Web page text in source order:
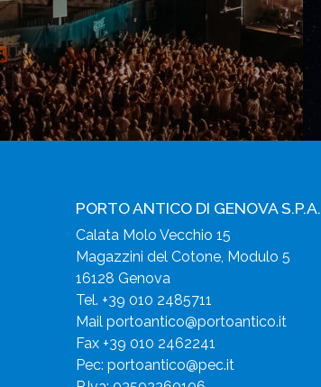
PORTO ANTICO DI GENOVA S.P.A.
Calata Molo Vecchio 15
Magazzini del Cotone, Modulo 5
16128 Genova
Tel. +39 010 2485711
Mail portoantico@portoantico.it
Fax +39 010 2462241
Pec: portoantico@pec.it